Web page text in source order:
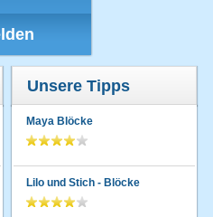
Unsere Tipps
Maya Blöcke
Lilo und Stich - Blöcke